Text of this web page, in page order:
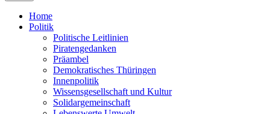
Home
Politik
Politische Leitlinien
Piratengedanken
Präambel
Demokratisches Thüringen
Innenpolitik
Wissensgesellschaft und Kultur
Solidargemeinschaft